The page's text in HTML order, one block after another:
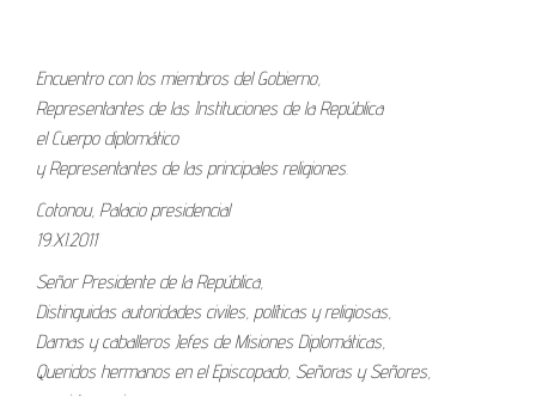
Encuentro con los miembros del Gobierno,
Representantes de las Instituciones de la República
el Cuerpo diplomático
y Representantes de las principales religiones.
Cotonou, Palacio presidencial
19.XI.2011
Señor Presidente de la República,
Distinguidas autoridades civiles, políticas y religiosas,
Damas y caballeros Jefes de Misiones Diplomáticas,
Queridos hermanos en el Episcopado, Señoras y Señores,